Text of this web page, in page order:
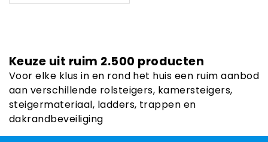
Keuze uit ruim 2.500 producten
Voor elke klus in en rond het huis een ruim aanbod
aan verschillende rolsteigers, kamersteigers,
steigermateriaal, ladders, trappen en
dakrandbeveiliging